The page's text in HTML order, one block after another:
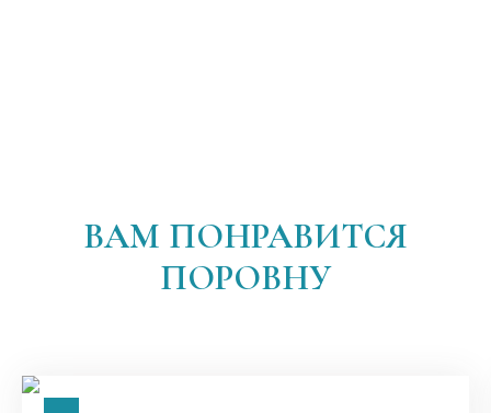
ВАМ ПОНРАВИТСЯ
ПОРОВНУ